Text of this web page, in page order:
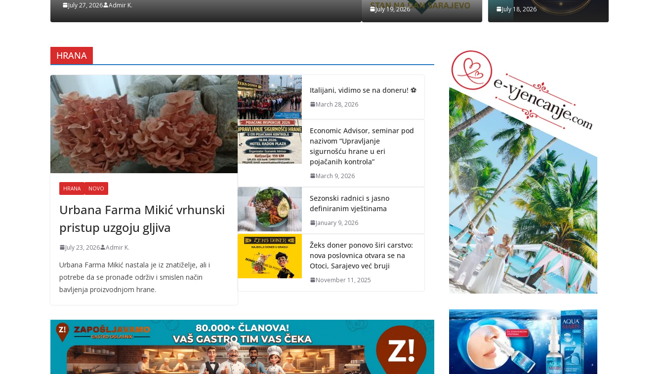
July 23, 2026 Admir K. July 19, 2026 Admir K.
July 19, 2026 July 18, 2026
HRANA
HRANA NOVO
Urbana Farma Mikić vrhunski
pristup uzgoju gljiva
July 23, 2026 Admir K.
Urbana Farma Mikić nastala je iz znatiželje, ali i
potrebe da se pronađe održiv i smislen način
bavljenja proizvodnjom hrane.
Italijani, vidimo se na doneru! ⚽
March 28, 2026
Economic Advisor, seminar pod
nazivom “Upravljanje
sigurnošću hrane u eri
pojačanih kontrola”
March 9, 2026
Sezonski radnici s jasno
definiranim vještinama
January 9, 2026
Žeks doner ponovo širi carstvo:
nova poslovnica otvara se na
Otoci, Sarajevo već bruji
November 11, 2025